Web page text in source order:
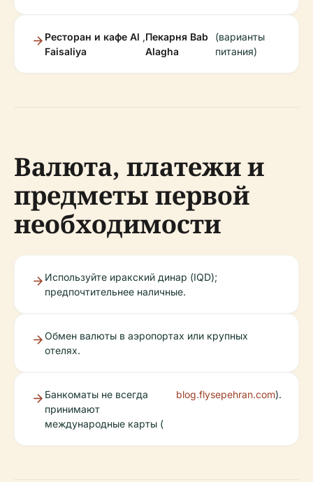
Ресторан и кафе Al
Faisaliya
,Пекарня Bab
Alagha
(варианты
питания)
Валюта, платежи и
предметы первой
необходимости
Используйте иракский динар (IQD);
предпочтительнее наличные.
Обмен валюты в аэропортах или крупных
отелях.
Банкоматы не всегда
принимают
международные карты (
blog.flysepehran.com).